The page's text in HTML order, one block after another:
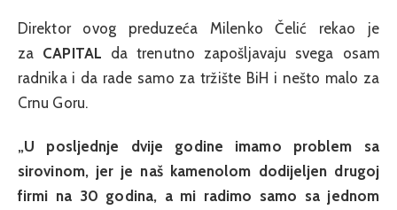
Direktor ovog preduzeća Milenko Čelić rekao je
za CAPITAL da trenutno zapošljavaju svega osam
radnika i da rade samo za tržište BiH i nešto malo za
Crnu Goru.
„U posljednje dvije godine imamo problem sa
sirovinom, jer je naš kamenolom dodijeljen drugoj
firmi na 30 godina, a mi radimo samo sa jednom